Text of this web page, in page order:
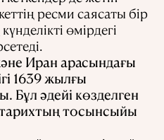
ресми саясаты бір
өмірдегі
Иран арасындағы
1639 жылғы
Бұл әдейі көзделген
тосынсыйы